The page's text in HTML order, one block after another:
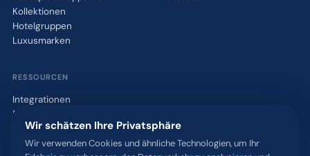
Kollektionen
Hotelgruppen
Luxusmarken
RESSOURCEN
Integrationen
Blog
Glossar
WhatsApp QR-Tool
Wir schätzen Ihre Privatsphäre
Wir verwenden Cookies und ähnliche Technologien, um Ihr